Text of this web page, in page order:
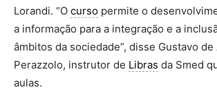
Lorandi. “O curso permite o
a informação para a integração e a
âmbitos da sociedade”, disse Gustavo de
Perazzolo, instrutor de Libras da Smed
aulas.